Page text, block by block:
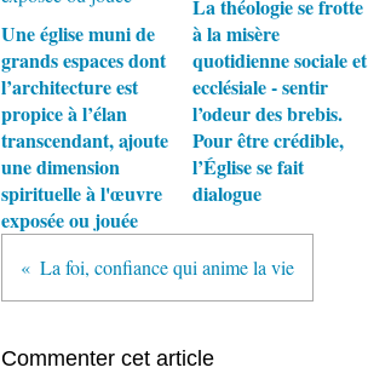
Une église muni de
grands espaces dont
l’architecture est
propice à l’élan
transcendant, ajoute
une dimension
spirituelle à l'œuvre
exposée ou jouée
La théologie se frotte
à la misère
quotidienne sociale et
ecclésiale - sentir
l’odeur des brebis.
Pour être crédible,
l’Église se fait
dialogue
La foi, confiance qui anime la vie
Commenter cet article